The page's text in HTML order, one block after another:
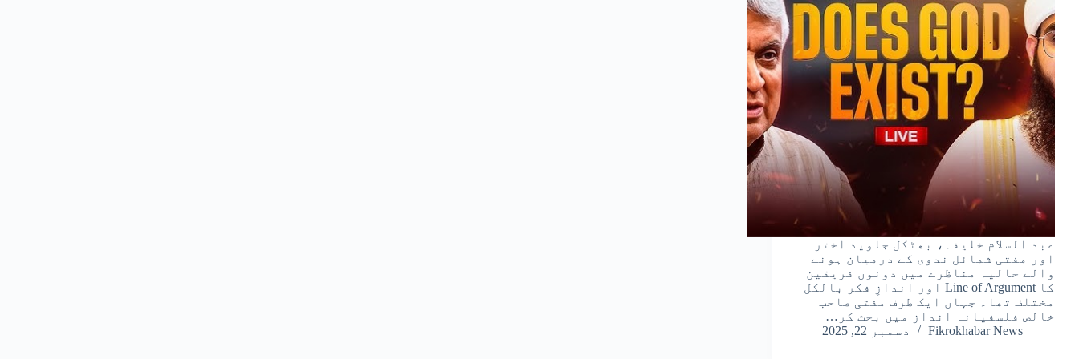
عبد السلام خلیفہ، بھٹکل جاوید اختر
اور مفتی شمائل ندوی کے درمیان ہونے
والے حالیہ مناظرے میں دونوں فریقین
کا Line of Argument اور اندازِ فکر بالکل
مختلف تھا۔ جہاں ایک طرف مفتی صاحب
خالص فلسفیانہ انداز میں بحث کر…
Fikrokhabar News
دسمبر 22, 2025